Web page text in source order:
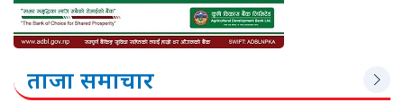
ताजा समाचार